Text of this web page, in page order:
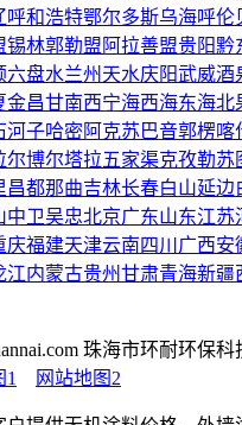
呼和浩特鄂尔多斯乌海呼伦
锡林郭勒盟 阿拉善盟贵阳黔
六盘水兰州 天水庆阳武威酒
金昌甘南西宁海西海东海北
河子哈密 阿克苏 巴音郭楞喀
尔博尔塔拉五家渠克孜勒苏
昌都那曲吉林长春白山延边
中卫吴忠北京广东山东江苏
庆福建天津云南四川 广西安
江内蒙古贵州甘肃青海新疆
珠海市环耐环保科
1 网站地图2